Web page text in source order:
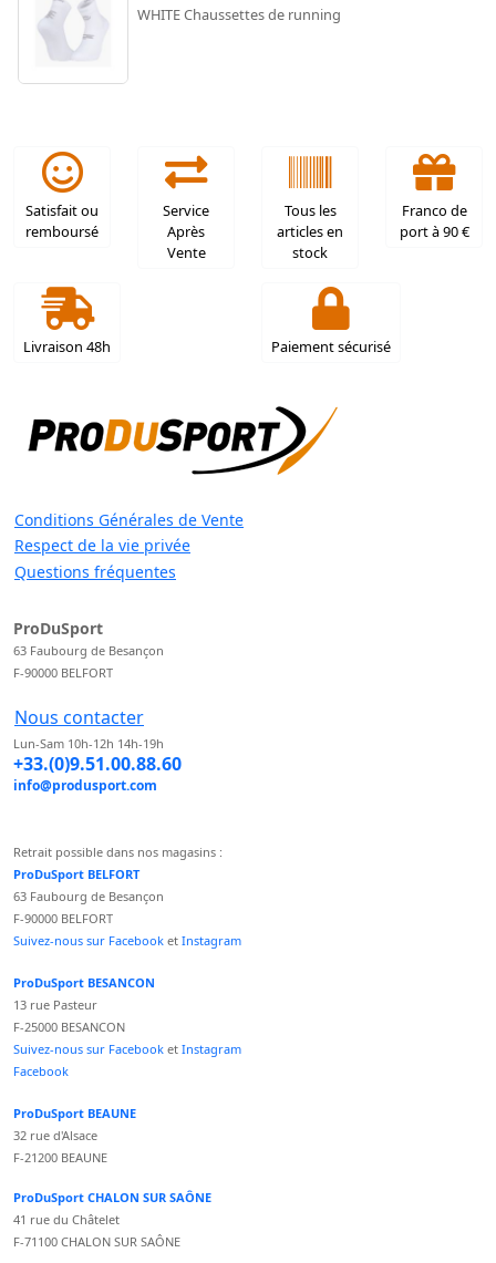
WHITE Chaussettes de running
Satisfait ou
remboursé
Service
Après
Vente
Tous les
articles en
stock
Franco de
port à 90 €
Livraison 48h Paiement sécurisé
Conditions Générales de Vente
Respect de la vie privée
Questions fréquentes
ProDuSport
63 Faubourg de Besançon
F-90000 BELFORT
Nous contacter
Lun-Sam 10h-12h 14h-19h
+33.(0)9.51.00.88.60
info@produsport.com
Retrait possible dans nos magasins :
ProDuSport BELFORT
63 Faubourg de Besançon
F-90000 BELFORT
Suivez-nous sur Facebook et Instagram
ProDuSport BESANCON
13 rue Pasteur
F-25000 BESANCON
Suivez-nous sur Facebook et Instagram
Facebook
ProDuSport BEAUNE
32 rue d'Alsace
F-21200 BEAUNE
ProDuSport CHALON SUR SAÔNE
41 rue du Châtelet
F-71100 CHALON SUR SAÔNE